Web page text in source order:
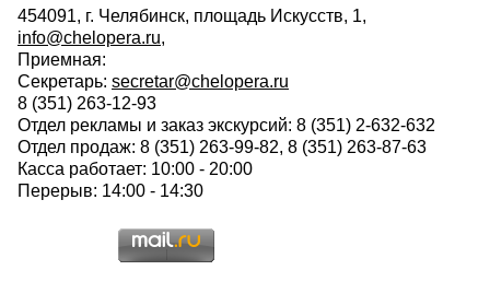
454091, г. Челябинск, площадь Искусств, 1,
info@chelopera.ru,
Приемная:
Секретарь: secretar@chelopera.ru
8 (351) 263-12-93
Отдел рекламы и заказ экскурсий: 8 (351) 2-632-632
Отдел продаж: 8 (351) 263-99-82, 8 (351) 263-87-63
Касса работает: 10:00 - 20:00
Перерыв: 14:00 - 14:30